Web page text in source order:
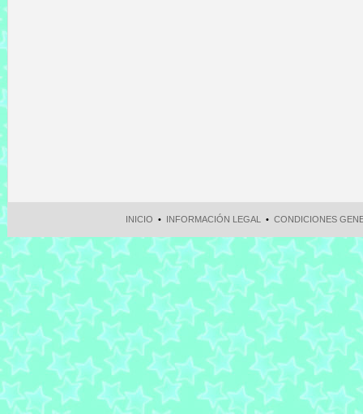
INICIO • INFORMACIÓN LEGAL • CONDICIONES